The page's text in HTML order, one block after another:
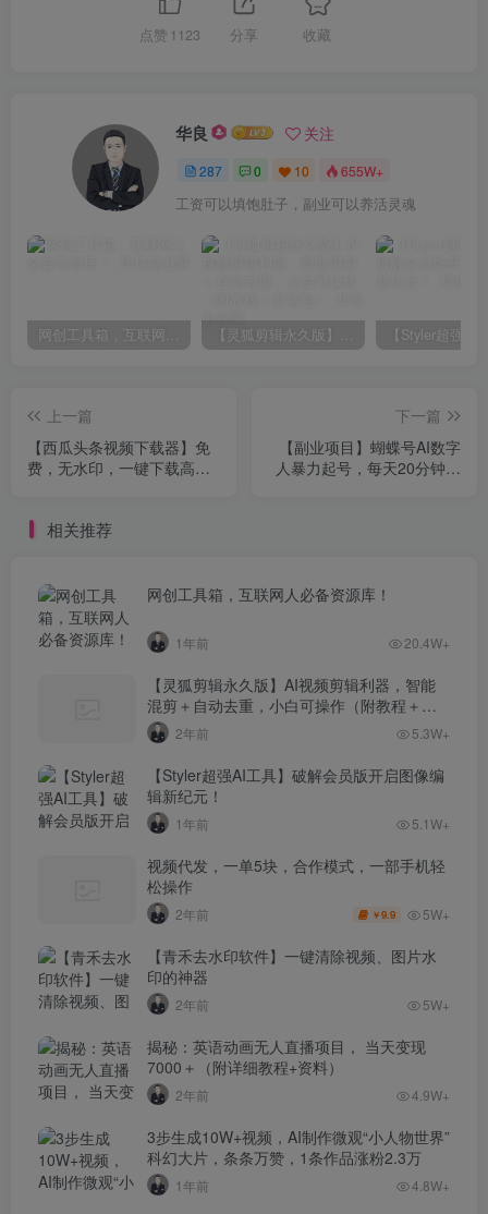
点赞 1123 分享 收藏
华良 关注
287 0 10 655W+
工资可以填饱肚子，副业可以养活灵魂
网创工具箱，互联网人必备资源库！ 【灵狐剪辑永久版】AI视频剪辑利器，智能混剪＋自动去重，小白可操作（附教程＋安装包）
上一篇
【西瓜头条视频下载器】免
费，无水印，一键下载高清
下一篇
【副业项目】蝴蝶号AI数字
人暴力起号，每天20分钟，
相关推荐
网创工具箱，互联网人必备资源库！
1年前 20.4W+
【灵狐剪辑永久版】AI视频剪辑利器，智能
混剪＋自动去重，小白可操作（附教程＋安
装包）2年前 5.3W+
【Styler超强AI工具】破解会员版开启图像编
辑新纪元！
1年前 5.1W+
视频代发，一单5块，合作模式，一部手机轻
松操作
2年前 ￥9.9 5W+
【青禾去水印软件】一键清除视频、图片水
印的神器
2年前 5W+
揭秘：英语动画无人直播项目， 当天变现
7000＋（附详细教程+资料）
2年前 4.9W+
3步生成10W+视频，AI制作微观“小人物世界”
科幻大片，条条万赞，1条作品涨粉2.3万
1年前 4.8W+